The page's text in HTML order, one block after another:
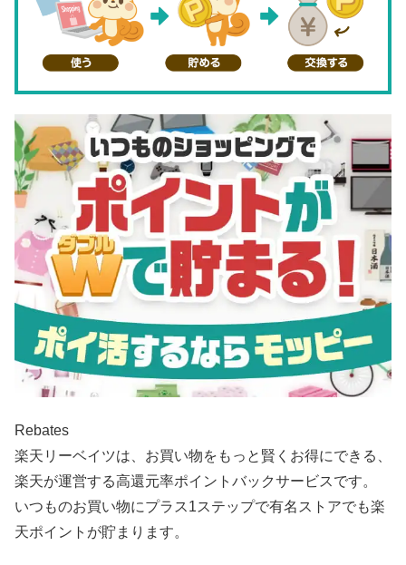
Rebates
楽天リーベイツは、お買い物をもっと賢くお得にできる、
楽天が運営する高還元率ポイントバックサービスです。
いつものお買い物にプラス1ステップで有名ストアでも楽
天ポイントが貯まります。